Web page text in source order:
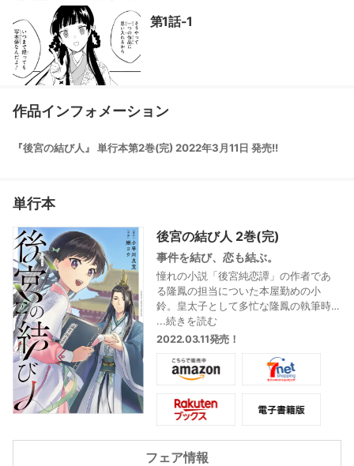
第1話-1
作品インフォメーション
『後宮の結び人』 単行本第2巻(完) 2022年3月11日 発売!!
単行本
後宮の結び人 2巻(完)
事件を結び、恋も結ぶ。
憧れの小説「後宮純恋譚」の作者であ
る隆鳳の担当についた本屋勤めの小
鈴。皇太子として多忙な隆鳳の執筆時
間を作るため、後宮内で起こる問題の
謎解きを任せられるようになってい
た。事件を共に解決していく中で、次
第に距離が近づいていく二人。しかし
ある日、隆鳳に皇后からお見合いの話
が持ち上がり!?
本と人を結び、事件と謎を結び解く。
...続きを読む
2022.03.11発売！
フェア情報